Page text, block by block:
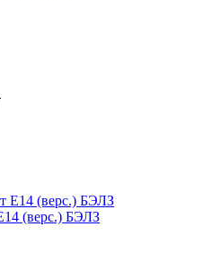
(верс.) БЭЛЗ